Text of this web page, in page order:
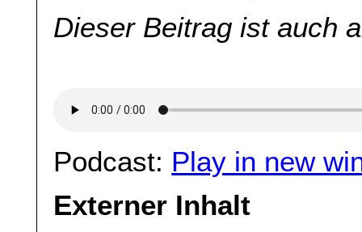
Dieser Beitrag ist auch
Podcast: Play in new
Externer Inhalt